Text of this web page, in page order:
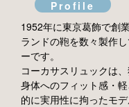
Profile
1952年に東京葛飾で創
ランドの鞄を数々製作
ーです。
コーカサスリュックは
身体へのフィット感・
的に実用性に拘ったモデ